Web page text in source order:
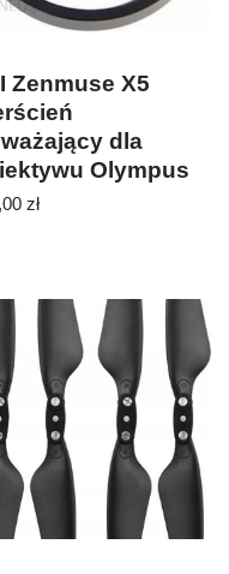
Zenmuse X5
dla
Olympus
f1.8 (SP4)
zł